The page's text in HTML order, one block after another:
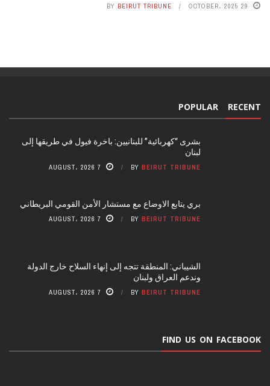
29 OCTOBER، 2025 BY BEIRUT TRIBUNE
RECENT
POPULAR
بشرى “كهربائية” للبنانيين: باخرة فيول في طريقها إلى
لبنان
BY BEIRUT TRIBUNE 7 AUGUST، 2026
بري يتابع الاوضاع مع مستشار الأمن القومي البريطاني
BY BEIRUT TRIBUNE 7 AUGUST، 2026
الشيباني: المنطقة تتجه إلى إنهاء السلاح خارج الدولة
وندعم العراق ولبنان
BY BEIRUT TRIBUNE 7 AUGUST، 2026
FIND US ON FACEBOOK